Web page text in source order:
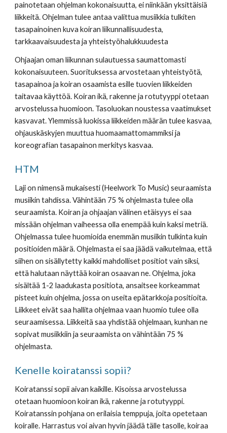
painotetaan ohjelman kokonaisuutta, ei niinkään yksittäisiä
liikkeitä. Ohjelman tulee antaa valittua musiikkia tulkiten
tasapainoinen kuva koiran liikunnallisuudesta,
tarkkaavaisuudesta ja yhteistyöhalukkuudesta
Ohjaajan oman liikunnan sulautuessa saumattomasti
kokonaisuuteen. Suorituksessa arvostetaan yhteistyötä,
tasapainoa ja koiran osaamista esille tuovien liikkeiden
taitavaa käyttöä. Koiran ikä, rakenne ja rotutyyppi otetaan
arvostelussa huomioon. Tasoluokan noustessa vaatimukset
kasvavat. Ylemmissä luokissa liikkeiden määrän tulee kasvaa,
ohjauskäskyjen muuttua huomaamattomammiksi ja
koreografian tasapainon merkitys kasvaa.
HTM
Laji on nimensä mukaisesti (Heelwork To Music) seuraamista
musiikin tahdissa. Vähintään 75 % ohjelmasta tulee olla
seuraamista. Koiran ja ohjaajan välinen etäisyys ei saa
missään ohjelman vaiheessa olla enempää kuin kaksi metriä.
Ohjelmassa tulee huomioida enemmän musiikin tulkinta kuin
positioiden määrä. Ohjelmasta ei saa jäädä vaikutelmaa, että
siihen on sisällytetty kaikki mahdolliset positiot vain siksi,
että halutaan näyttää koiran osaavan ne. Ohjelma, joka
sisältää 1-2 laadukasta positiota, ansaitsee korkeammat
pisteet kuin ohjelma, jossa on useita epätarkkoja positioita.
Liikkeet eivät saa hallita ohjelmaa vaan huomio tulee olla
seuraamisessa. Liikkeitä saa yhdistää ohjelmaan, kunhan ne
sopivat musiikkiin ja seuraamista on vähintään 75 %
ohjelmasta.
Kenelle koiratanssi sopii?
Koiratanssi sopii aivan kaikille. Kisoissa arvostelussa
otetaan huomioon koiran ikä, rakenne ja rotutyyppi.
Koiratanssin pohjana on erilaisia temppuja, joita opetetaan
koiralle. Harrastus voi aivan hyvin jäädä tälle tasolle, koiraa